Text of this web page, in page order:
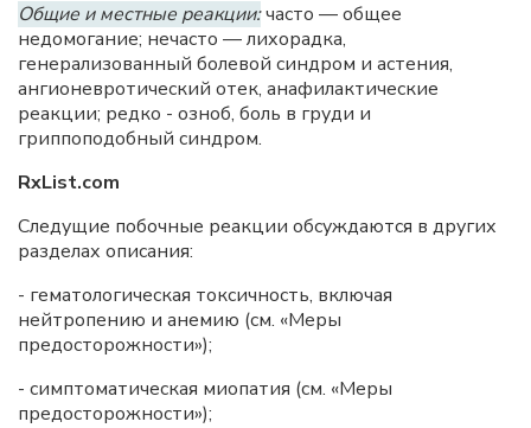
Общие и местные реакции:часто — общее
недомогание; нечасто — лихорадка,
генерализованный болевой синдром и астения,
ангионевротический отек, анафилактические
реакции; редко - озноб, боль в груди и
гриппоподобный синдром.
RxList.com
Следущие побочные реакции обсуждаются в других
разделах описания:
- гематологическая токсичность, включая
нейтропению и анемию (см. «Меры
предосторожности»);
- симптоматическая миопатия (см. «Меры
предосторожности»);